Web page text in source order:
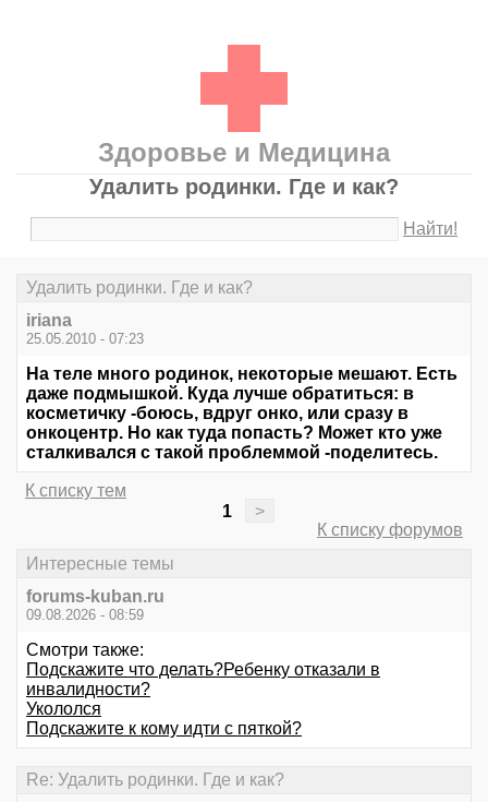
Здоровье и Медицина
Удалить родинки. Где и как?
Найти!
Удалить родинки. Где и как?
iriana
25.05.2010 - 07:23
На теле много родинок, некоторые мешают. Есть
даже подмышкой. Куда лучше обратиться: в
косметичку -боюсь, вдруг онко, или сразу в
онкоцентр. Но как туда попасть? Может кто уже
сталкивался с такой проблеммой -поделитесь.
К списку тем
1
>
К списку форумов
Интересные темы
forums-kuban.ru
09.08.2026 - 08:59
Смотри также:
Подскажите что делать?Ребенку отказали в
инвалидности?
Укололся
Подскажите к кому идти с пяткой?
Re: Удалить родинки. Где и как?